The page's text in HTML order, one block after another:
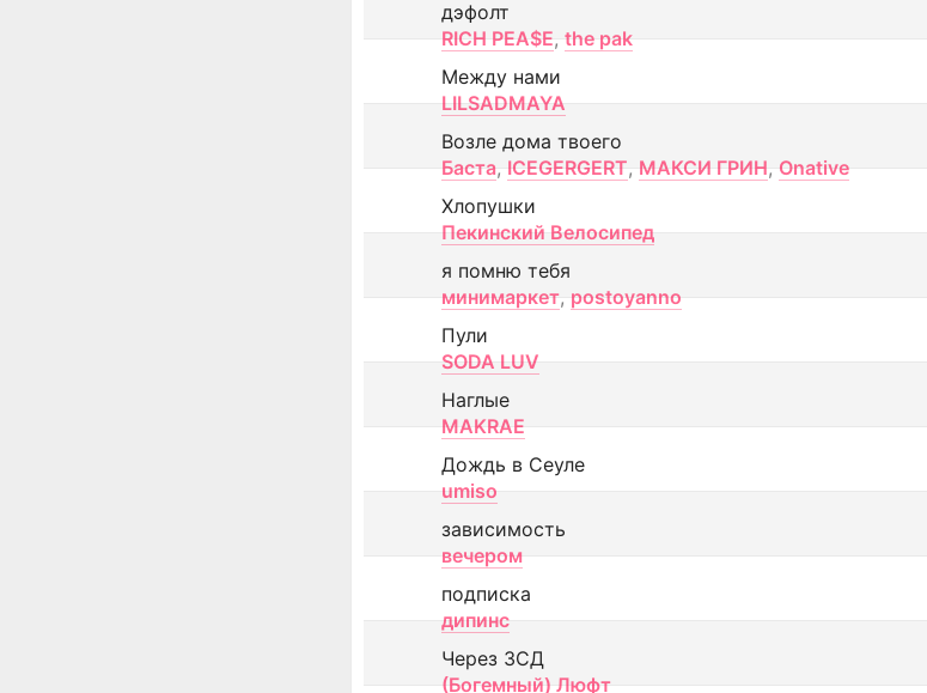
дэфолт
RICH PEA$E, the pak
Между нами
LILSADMAYA
Возле дома твоего
Баста, ICEGERGERT, МАКСИ ГРИН, Onative
Хлопушки
Пекинский Велосипед
я помню тебя
минимаркет, postoyanno
Пули
SODA LUV
Наглые
MAKRAE
Дождь в Сеуле
umiso
зависимость
вечером
подписка
дипинс
Через ЗСД
(Богемный) Люфт